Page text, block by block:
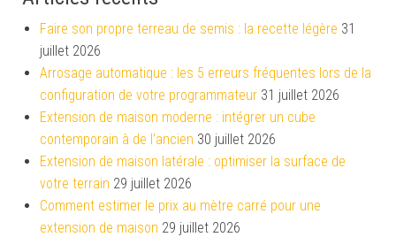
Faire son propre terreau de semis : la recette légère 31
juillet 2026
Arrosage automatique : les 5 erreurs fréquentes lors de la
configuration de votre programmateur 31 juillet 2026
Extension de maison moderne : intégrer un cube
contemporain à de l’ancien 30 juillet 2026
Extension de maison latérale : optimiser la surface de
votre terrain 29 juillet 2026
Comment estimer le prix au mètre carré pour une
extension de maison 29 juillet 2026